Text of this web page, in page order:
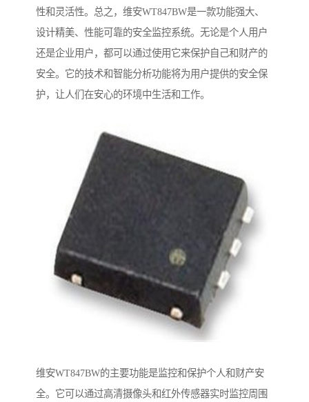
性和灵活性。总之，维安WT847BW是一款功能强大、
设计精美、性能可靠的安全监控系统。无论是个人用户
还是企业用户，都可以通过使用它来保护自己和财产的
安全。它的技术和智能分析功能将为用户提供的安全保
护，让人们在安心的环境中生活和工作。
维安WT847BW的主要功能是监控和保护个人和财产安
全。它可以通过高清摄像头和红外传感器实时监控周围